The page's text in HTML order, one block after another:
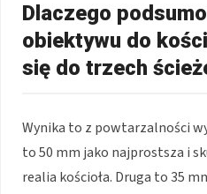
Dlaczego
obiektywu do
się do trzech
Wynika to z powtarzalności
to 50 mm jako najprostsza i
realia kościoła. Druga to 35